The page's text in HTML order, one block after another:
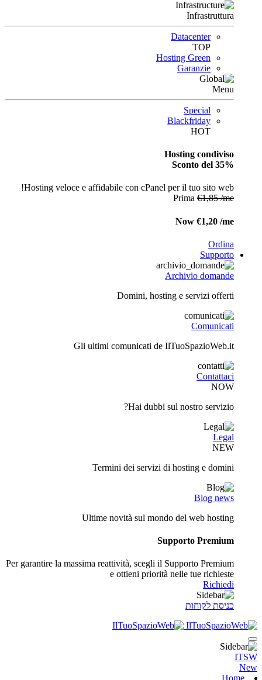
Infrastruttura
Datacenter
TOP
Hosting Green
Garanzie
Menu
Special
Blackfriday
HOT
Hosting condiviso
Sconto del 35%
Hosting veloce e affidabile con cPanel per il tuo sito web!
Prima €1,85 /me
Now €1,20 /me
Ordina
Supporto
Archivio domande
Domini, hosting e servizi offerti
Comunicati
Gli ultimi comunicati de IlTuoSpazioWeb.it
Contattaci
NOW
Hai dubbi sul nostro servizio?
Legal
NEW
Termini dei servizi di hosting e domini
Blog news
Ultime novità sul mondo del web hosting
Supporto Premium
Per garantire la massima reattività, scegli il Supporto Premium
e ottieni priorità nelle tue richieste
Richiedi
כניסת לקוחות
ITSW
New